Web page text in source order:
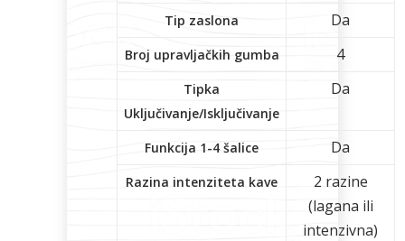
Tip zaslona Da
Broj upravljačkih gumba 4
Tipka
Uključivanje/Isključivanje
Da
Funkcija 1-4 šalice Da
Razina intenziteta kave
2 razine
(lagana ili
intenzivna)